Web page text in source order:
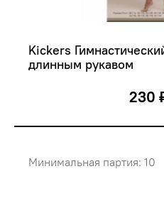
Kickers
длинным рукавом
230
Минимальная партия: 10